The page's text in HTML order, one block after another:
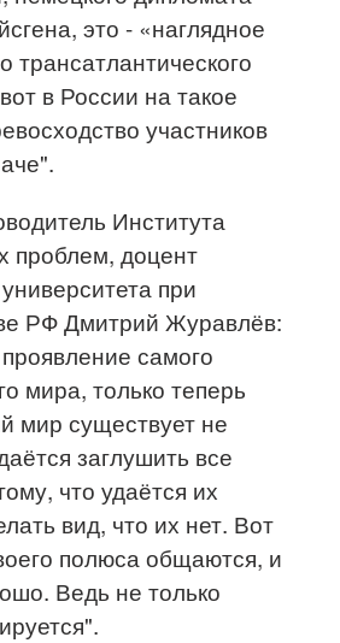
это - «наглядное
трансатлантического
в России на такое
участников
Института
проблем, доцент
при
РФ Дмитрий Журавлёв:
самого
мира, только теперь
мир существует не
заглушить все
что удаётся их
вид, что их нет. Вот
полюса общаются, и
Ведь не только